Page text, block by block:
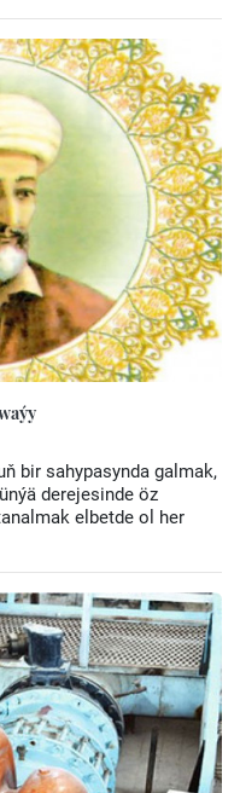
bir sahypasynda galmak,
derejesinde öz
elbetde ol her